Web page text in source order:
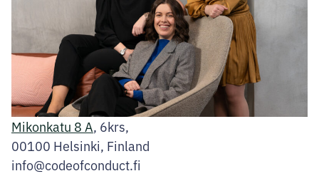
Mikonkatu 8 A, 6krs,
00100 Helsinki, Finland
info@codeofconduct.fi